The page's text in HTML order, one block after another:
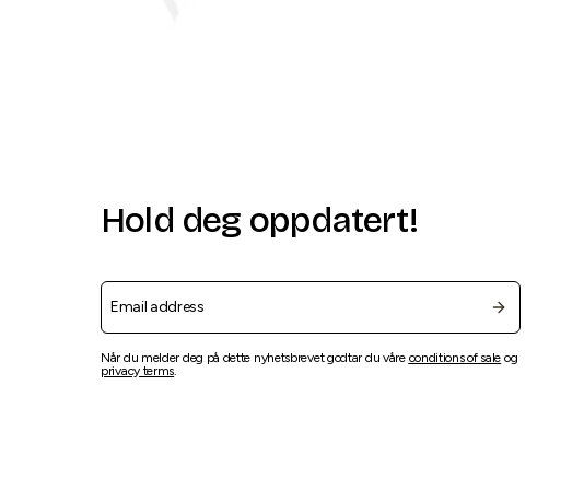
Hold deg oppdatert!
Når du melder deg på dette nyhetsbrevet godtar du våre conditions of sale og
privacy terms.